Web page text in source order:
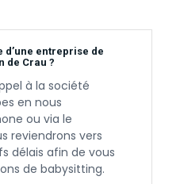
entreprise de
de Crau ?
à la société
en nous
ou via le
reviendrons vers
délais afin de vous
de babysitting.